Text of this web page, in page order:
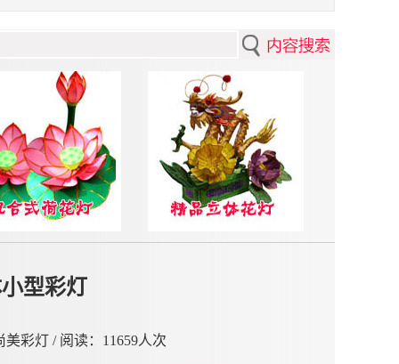
型彩灯
彩灯 / 阅读： 11659人次